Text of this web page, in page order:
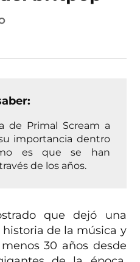
de Primal Scream a
importancia dentro
es que se han
de los años.
que dejó una
de la música y
30 años desde